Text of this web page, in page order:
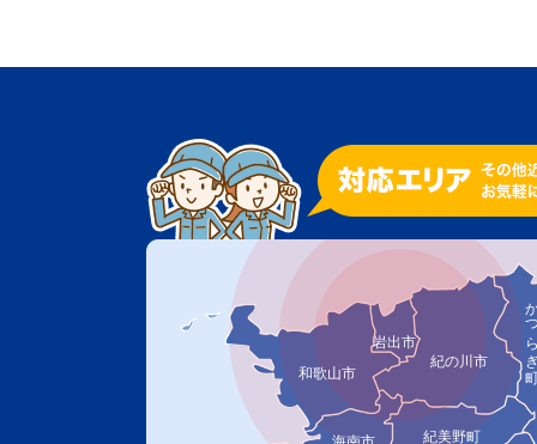
岩出市
和歌山市
紀の川市
か
紀美野町